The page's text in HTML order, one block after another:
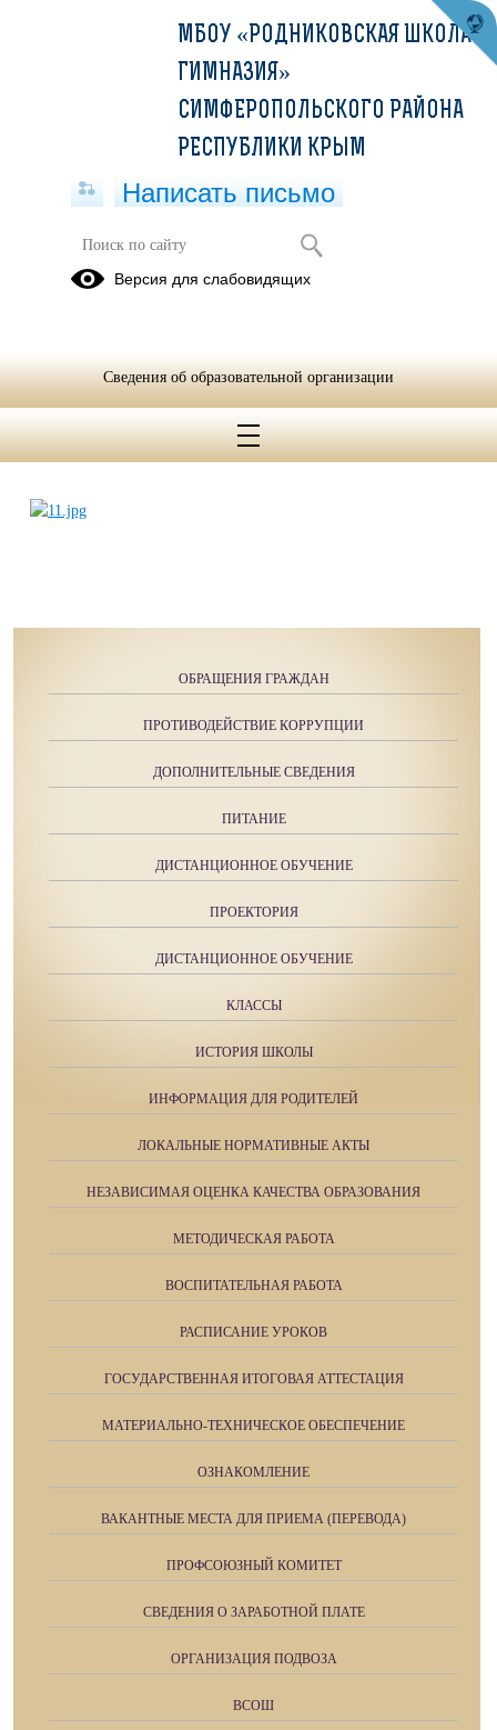
Ученическое самоуправление
Учащийся 9-Б класса
Камалдинов Алишер Кайратович
ОБРАЩЕНИЯ ГРАЖДАН
ПРОТИВОДЕЙСТВИЕ КОРРУПЦИИ
ДОПОЛНИТЕЛЬНЫЕ СВЕДЕНИЯ
ПИТАНИЕ
ДИСТАНЦИОННОЕ ОБУЧЕНИЕ
ПРОЕКТОРИЯ
ДИСТАНЦИОННОЕ ОБУЧЕНИЕ
КЛАССЫ
ИСТОРИЯ ШКОЛЫ
ИНФОРМАЦИЯ ДЛЯ РОДИТЕЛЕЙ
ЛОКАЛЬНЫЕ НОРМАТИВНЫЕ АКТЫ
НЕЗАВИСИМАЯ ОЦЕНКА КАЧЕСТВА ОБРАЗОВАНИЯ
МЕТОДИЧЕСКАЯ РАБОТА
ВОСПИТАТЕЛЬНАЯ РАБОТА
РАСПИСАНИЕ УРОКОВ
ГОСУДАРСТВЕННАЯ ИТОГОВАЯ АТТЕСТАЦИЯ
МАТЕРИАЛЬНО-ТЕХНИЧЕСКОЕ ОБЕСПЕЧЕНИЕ
ОЗНАКОМЛЕНИЕ
ВАКАНТНЫЕ МЕСТА ДЛЯ ПРИЕМА (ПЕРЕВОДА)
ПРОФСОЮЗНЫЙ КОМИТЕТ
СВЕДЕНИЯ О ЗАРАБОТНОЙ ПЛАТЕ
ОРГАНИЗАЦИЯ ПОДВОЗА
ВСОШ
МБОУ «РОДНИКОВСКАЯ ШКОЛА-
ГИМНАЗИЯ»
СИМФЕРОПОЛЬСКОГО РАЙОНА
РЕСПУБЛИКИ КРЫМ
Написать письмо
Версия для слабовидящих
Сведения об образовательной организации